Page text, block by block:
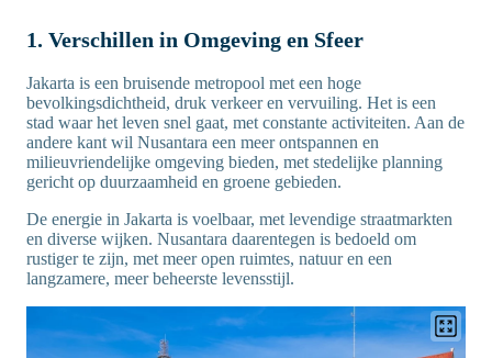
1. Verschillen in Omgeving en Sfeer
Jakarta is een bruisende metropool met een hoge
bevolkingsdichtheid, druk verkeer en vervuiling. Het is een
stad waar het leven snel gaat, met constante activiteiten. Aan de
andere kant wil Nusantara een meer ontspannen en
milieuvriendelijke omgeving bieden, met stedelijke planning
gericht op duurzaamheid en groene gebieden.
De energie in Jakarta is voelbaar, met levendige straatmarkten
en diverse wijken. Nusantara daarentegen is bedoeld om
rustiger te zijn, met meer open ruimtes, natuur en een
langzamere, meer beheerste levensstijl.